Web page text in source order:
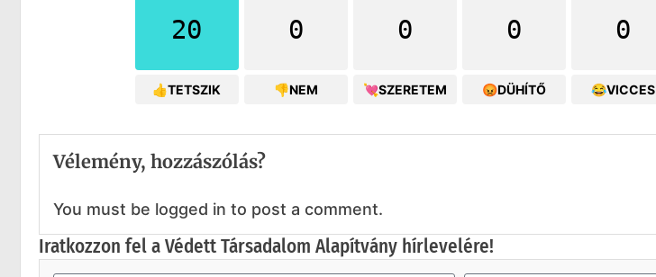
20
👍TETSZIK
0
👎NEM
0
💘SZERETEM
0
😡DÜHÍTŐ
0
😂VICCES
Vélemény, hozzászólás?
You must be logged in to post a comment.
Iratkozzon fel a Védett Társadalom Alapítvány hírlevelére!